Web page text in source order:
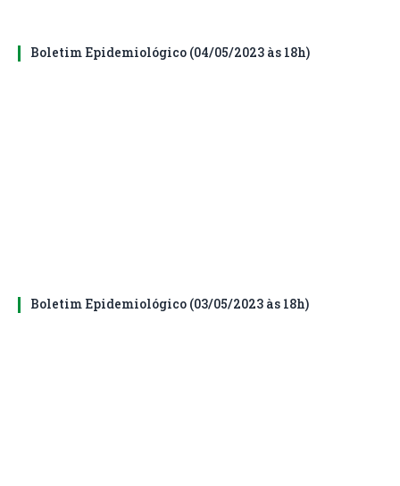
Boletim Epidemiológico (04/05/2023 às 18h)
Boletim Epidemiológico (03/05/2023 às 18h)